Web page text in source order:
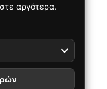
αργότερα.